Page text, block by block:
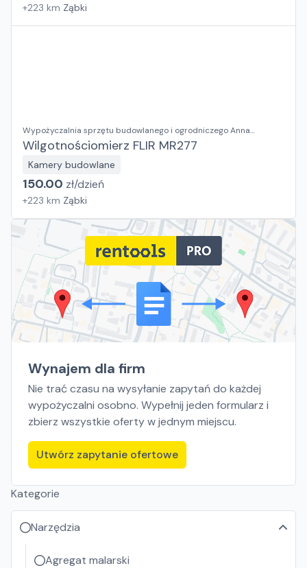
+223 km Ząbki
Wypożyczalnia sprzętu budowlanego i ogrodniczego Anna
Kosieradzka
Wilgotnościomierz FLIR MR277
Kamery budowlane
150.00 zł/dzień
+223 km Ząbki
Wynajem dla firm
Nie trać czasu na wysyłanie zapytań do każdej
wypożyczalni osobno. Wypełnij jeden formularz i
zbierz wszystkie oferty w jednym miejscu.
Utwórz zapytanie ofertowe
Kategorie
Narzędzia
Agregat malarski